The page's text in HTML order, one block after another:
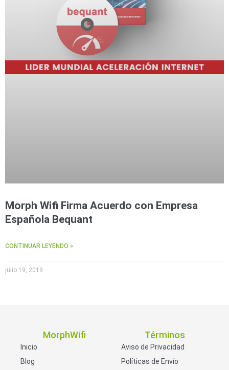
Morph Wifi Firma Acuerdo con Empresa
Española Bequant
CONTINUAR LEYENDO »
julio 19, 2019
MorphWifi
Inicio
Blog
Términos
Aviso de Privacidad
Políticas de Envío